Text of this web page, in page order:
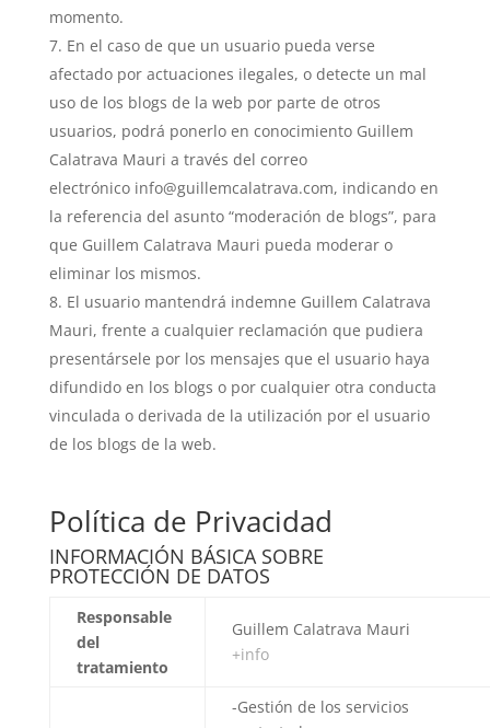
momento.
En el caso de que un usuario pueda verse
afectado por actuaciones ilegales, o detecte un mal
uso de los blogs de la web por parte de otros
usuarios, podrá ponerlo en conocimiento Guillem
Calatrava Mauri a través del correo
electrónico info@guillemcalatrava.com, indicando en
la referencia del asunto “moderación de blogs”, para
que Guillem Calatrava Mauri pueda moderar o
eliminar los mismos.
El usuario mantendrá indemne Guillem Calatrava
Mauri, frente a cualquier reclamación que pudiera
presentársele por los mensajes que el usuario haya
difundido en los blogs o por cualquier otra conducta
vinculada o derivada de la utilización por el usuario
de los blogs de la web.
Política de Privacidad
INFORMACIÓN BÁSICA SOBRE
PROTECCIÓN DE DATOS
Responsable
del
tratamiento
Guillem Calatrava Mauri
+info
-Gestión de los servicios